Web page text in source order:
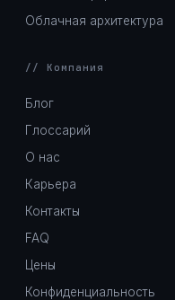
Облачная архитектура
// Компания
Блог
Глоссарий
О нас
Карьера
Контакты
FAQ
Цены
Конфиденциальность